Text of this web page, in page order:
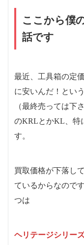
ここから僕
話です
最近、工具箱の定
に安いんだ！とい
（最終売っては下
のKRLとかKL、特
す。
買取価格が下落し
ているからなので
つは
ヘリテージシリー